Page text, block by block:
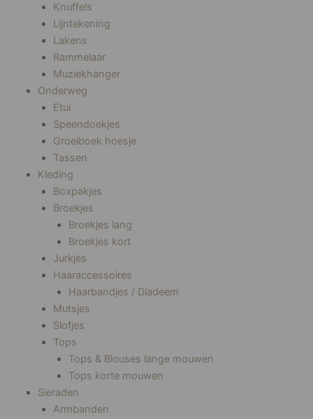
Knuffels
Lijntekening
Lakens
Rammelaar
Muziekhanger
Onderweg
Etui
Speendoekjes
Groeiboek hoesje
Tassen
Kleding
Boxpakjes
Broekjes
Broekjes lang
Broekjes kort
Jurkjes
Haaraccessoires
Haarbandjes / Diadeem
Mutsjes
Slofjes
Tops
Tops & Blouses lange mouwen
Tops korte mouwen
Sieraden
Armbanden